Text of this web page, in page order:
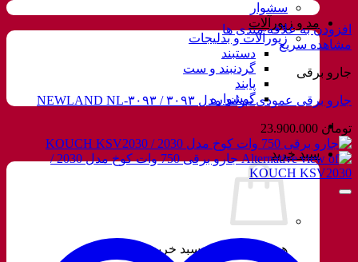
سشوار
مد و زیورآلات
زیورآلات و بدلیجات
دستبند
گردنبند و ست
پابند
گوشواره
سبد خرید
هیچ محصولی در سبد خرید نیست.
افزودن به علاقه مندی ها
مشاهده سریع
جارو برقی
جارو برقی عمودی نیولند مدل ۳۰۹۳ / NEWLAND NL-۳۰۹۳
تومان